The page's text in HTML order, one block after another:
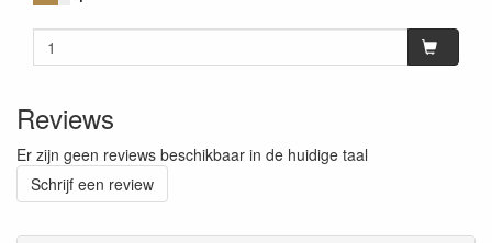
Reviews
Er zijn geen reviews beschikbaar in de huidige taal
Schrijf een review